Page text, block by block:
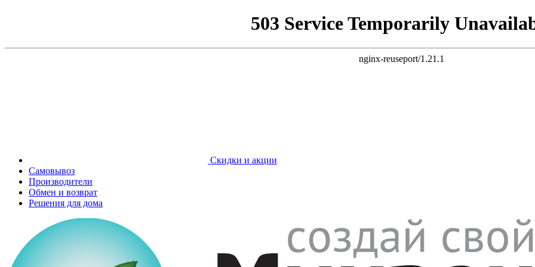
503 Service Temporarily
nginx-reuseport/1.21.1
Скидки и акции
Самовывоз
Производители
Обмен и возврат
Решения для дома